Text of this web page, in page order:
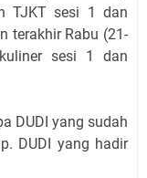
TJKT sesi 1 dan
terakhir Rabu (21-
sesi 1 dan
DUDI yang sudah
DUDI yang hadir